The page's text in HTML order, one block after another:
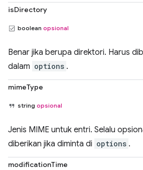
isDirectory
boolean opsional
Benar jika berupa direktori. Harus
dalam options .
mimeType
string opsional
Jenis MIME untuk entri. Selalu
diberikan jika diminta di options .
modificationTime